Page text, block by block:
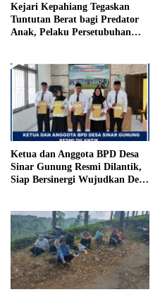
Kejari Kepahiang Tegaskan
Tuntutan Berat bagi Predator
Anak, Pelaku Persetubuhan
Penjara
Ketua dan Anggota BPD Desa
Sinar Gunung Resmi Dilantik,
Siap Bersinergi Wujudkan Desa